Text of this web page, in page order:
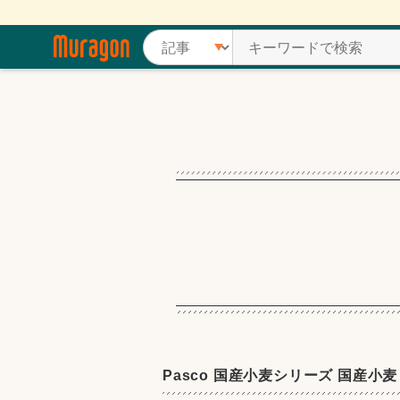
Pasco 国産小麦シリーズ 国産小